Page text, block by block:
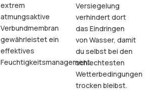
extrem
atmungsaktive
Verbundmembran
gewährleistet ein
effektives
Feuchtigkeitsmanagement.
Versiegelung
verhindert dort
das Eindringen
von Wasser, damit
du selbst bei den
schlechtesten
Wetterbedingungen
trocken bleibst.